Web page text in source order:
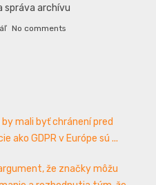
správa archívu
No comments
mali byť chránení pred
ako GDPR v Európe sú ...
že značky môžu